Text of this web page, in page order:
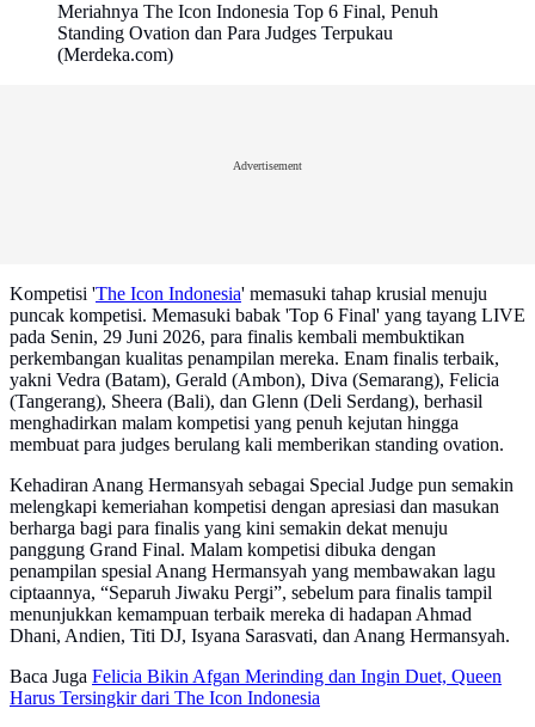
Meriahnya The Icon Indonesia Top 6 Final, Penuh
Standing Ovation dan Para Judges Terpukau
(Merdeka.com)
Advertisement
Kompetisi 'The Icon Indonesia' memasuki tahap krusial menuju
puncak kompetisi. Memasuki babak 'Top 6 Final' yang tayang LIVE
pada Senin, 29 Juni 2026, para finalis kembali membuktikan
perkembangan kualitas penampilan mereka. Enam finalis terbaik,
yakni Vedra (Batam), Gerald (Ambon), Diva (Semarang), Felicia
(Tangerang), Sheera (Bali), dan Glenn (Deli Serdang), berhasil
menghadirkan malam kompetisi yang penuh kejutan hingga
membuat para judges berulang kali memberikan standing ovation.
Kehadiran Anang Hermansyah sebagai Special Judge pun semakin
melengkapi kemeriahan kompetisi dengan apresiasi dan masukan
berharga bagi para finalis yang kini semakin dekat menuju
panggung Grand Final. Malam kompetisi dibuka dengan
penampilan spesial Anang Hermansyah yang membawakan lagu
ciptaannya, “Separuh Jiwaku Pergi”, sebelum para finalis tampil
menunjukkan kemampuan terbaik mereka di hadapan Ahmad
Dhani, Andien, Titi DJ, Isyana Sarasvati, dan Anang Hermansyah.
Baca Juga Felicia Bikin Afgan Merinding dan Ingin Duet, Queen
Harus Tersingkir dari The Icon Indonesia